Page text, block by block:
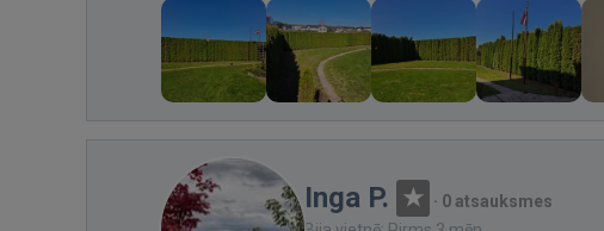
Inga P. · 0 atsauksmes